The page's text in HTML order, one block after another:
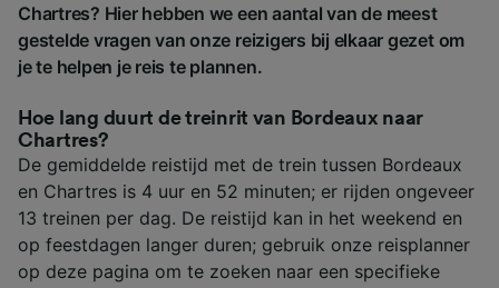
Chartres? Hier hebben we een aantal van de meest
gestelde vragen van onze reizigers bij elkaar gezet om
je te helpen je reis te plannen.
Hoe lang duurt de treinrit van Bordeaux naar
Chartres?
De gemiddelde reistijd met de trein tussen Bordeaux
en Chartres is 4 uur en 52 minuten; er rijden ongeveer
13 treinen per dag. De reistijd kan in het weekend en
op feestdagen langer duren; gebruik onze reisplanner
op deze pagina om te zoeken naar een specifieke